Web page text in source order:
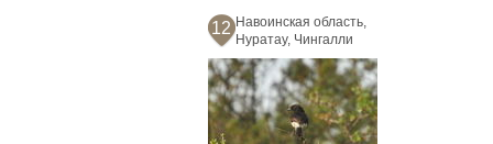
12 Навоинская область,
Нуратау, Чингалли